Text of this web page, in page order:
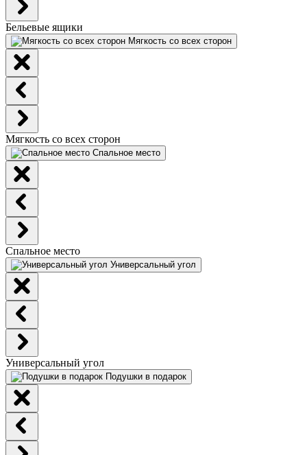
Бельевые ящики
Мягкость со всех сторон
Мягкость со всех сторон
Спальное место
Спальное место
Универсальный угол
Универсальный угол
Подушки в подарок